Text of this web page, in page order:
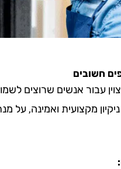
חשובים
עבור אנשים שרוצים
מקצועית ואמינה, על
: